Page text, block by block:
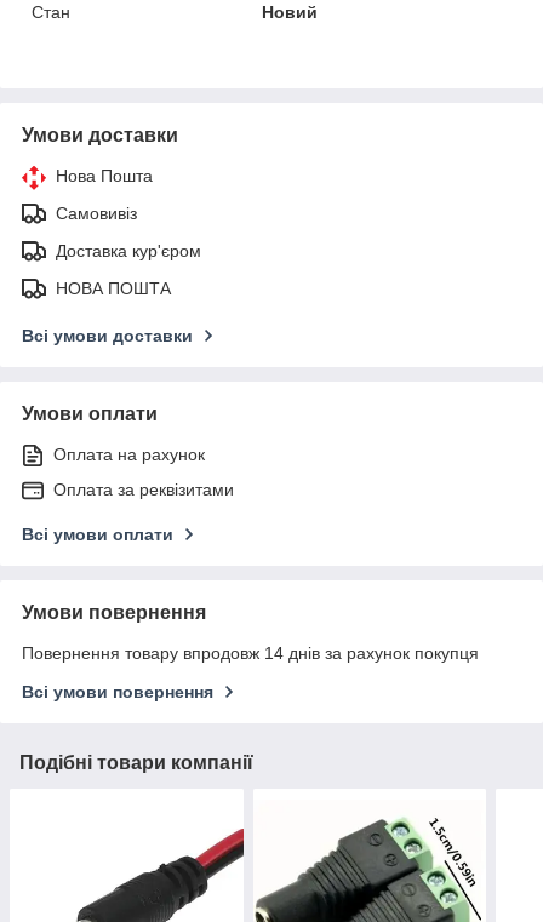
Стан
Новий
Умови доставки
Нова Пошта
Самовивіз
Доставка кур'єром
НОВА ПОШТА
Всі умови доставки
Умови оплати
Оплата на рахунок
Оплата за реквізитами
Всі умови оплати
Умови повернення
Повернення товару впродовж 14 днів за рахунок покупця
Всі умови повернення
Подібні товари компанії